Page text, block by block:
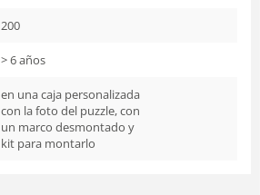
200
> 6 años
en una caja personalizada
con la foto del puzzle, con
un marco desmontado y
kit para montarlo